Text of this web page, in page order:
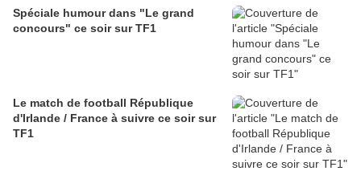
Spéciale humour dans "Le grand
concours" ce soir sur TF1
Le match de football République
d'Irlande / France à suivre ce soir sur
TF1